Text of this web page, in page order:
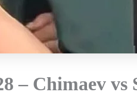
– Chimaev